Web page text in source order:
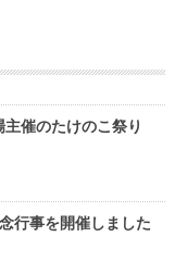
催のたけのこ祭り
行事を開催しました